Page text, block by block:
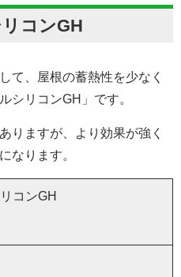
コンGH
て、屋根の蓄熱性を少なく
シリコンGH」です。
りますが、より効果が強く
なります。
コンGH